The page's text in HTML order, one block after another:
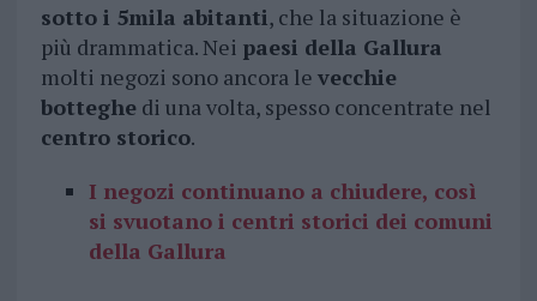
sotto i 5mila abitanti, che la situazione è
più drammatica. Nei paesi della Gallura
molti negozi sono ancora le vecchie
botteghedi una volta, spesso concentrate nel
centro storico.
I negozi continuano a chiudere, così
si svuotano i centri storici dei comuni
della Gallura